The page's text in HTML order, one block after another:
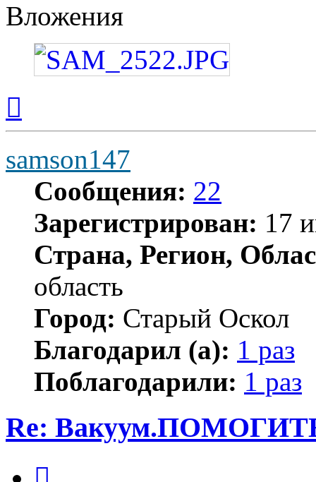
Вложения
началу
samson147
Сообщения: 22
Зарегистрирован: 17
Страна, Регион,
область
Город: Старый Оскол
Благодарил (а): 1 раз
Поблагодарили: 1 раз
Re: